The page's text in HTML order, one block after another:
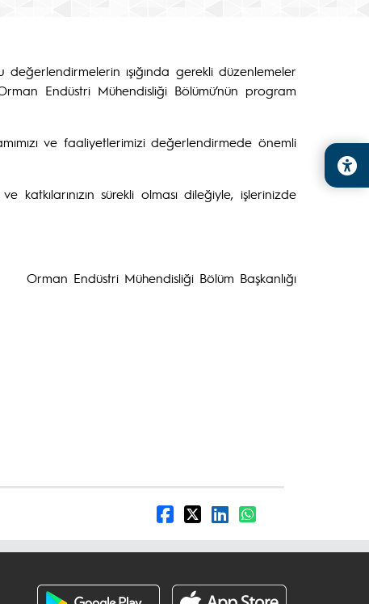
ışığında gerekli düzenlemeler
Endüstri Mühendisliği Bölümü’nün program
ve faaliyetlerimizi değerlendirmede önemli
sürekli olması dileğiyle, işlerinizde
Bölüm Başkanlığı